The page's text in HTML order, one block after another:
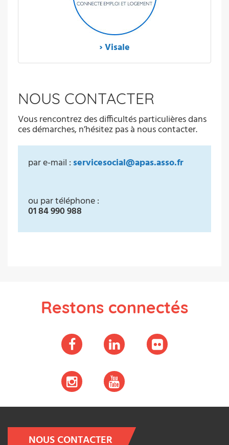
›Visale
NOUS CONTACTER
Vous rencontrez des difficultés particulières dans
ces démarches, n’hésitez pas à nous contacter.
par e-mail : servicesocial@apas.asso.fr
ou par téléphone :
01 84 990 988
Restons connectés
NOUS CONTACTER